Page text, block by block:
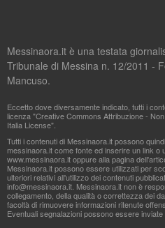
Messinaora.it è una testata
Tribunale di Messina n. 12/2011 -
Mancuso.
Eccetto dove diversamente indicato, tutti i
licenza "Creative Commons Attribuzione -
Italia License".
Tutti i contenuti di Messinaora.it possono
messinaora.it come fonte ed inserire un link o
www.messinaora.it oppure alla pagina
Messinaora.it possono essere utilizzati per
ulteriori relativi all'utilizzo dei contenuti
info@messinaora.it . Messinaora.it non è
collegamento, della qualità o correttezza dei
facoltà di rimuovere informazioni ritenute
Eventuali segnalazioni possono essere inviate